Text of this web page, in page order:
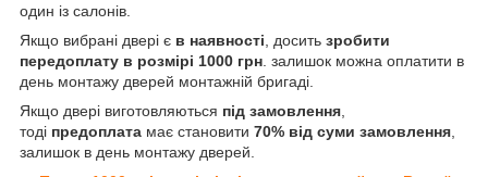
один із салонів.
Якщо вибрані двері є в наявності , досить зробити
передоплату в розмірі 1000 грн . залишок можна оплатити в
день монтажу дверей монтажній бригаді.
Якщо двері виготовляються під замовлення
тоді предоплата має становити 70% від суми замовлення
залишок в день монтажу дверей.